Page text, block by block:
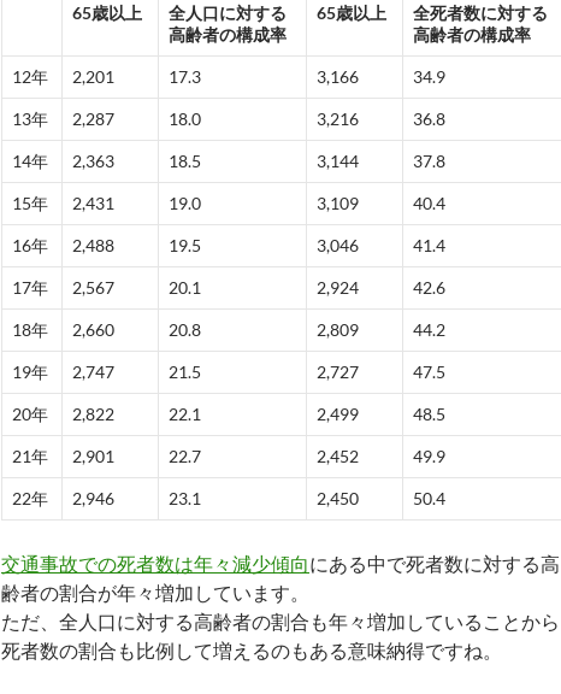
65歳以上
全人口に対する
高齢者の構成率
65歳以上
全死者数に対する
高齢者の構成率
12年 2,201 17.3 3,166 34.9
13年 2,287 18.0 3,216 36.8
14年 2,363 18.5 3,144 37.8
15年 2,431 19.0 3,109 40.4
16年 2,488 19.5 3,046 41.4
17年 2,567 20.1 2,924 42.6
18年 2,660 20.8 2,809 44.2
19年 2,747 21.5 2,727 47.5
20年 2,822 22.1 2,499 48.5
21年 2,901 22.7 2,452 49.9
22年 2,946 23.1 2,450 50.4
交通事故での死者数は年々減少傾向にある中で死者数に対する高
齢者の割合が年々増加しています。
ただ、全人口に対する高齢者の割合も年々増加していることから
死者数の割合も比例して増えるのもある意味納得ですね。